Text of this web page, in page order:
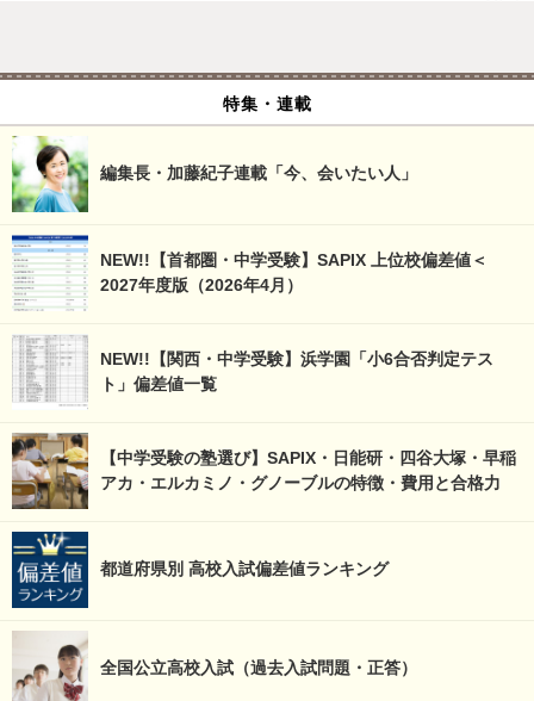
特集・連載
編集長・加藤紀子連載「今、会いたい人」
NEW!!【首都圏・中学受験】SAPIX 上位校偏差値＜
2027年度版（2026年4月）
NEW!!【関西・中学受験】浜学園「小6合否判定テス
ト」偏差値一覧
【中学受験の塾選び】SAPIX・日能研・四谷大塚・早稲
アカ・エルカミノ・グノーブルの特徴・費用と合格力
都道府県別 高校入試偏差値ランキング
全国公立高校入試（過去入試問題・正答）